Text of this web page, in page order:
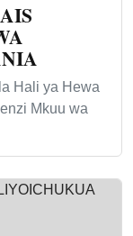
Hali ya Hewa
Mkuu wa